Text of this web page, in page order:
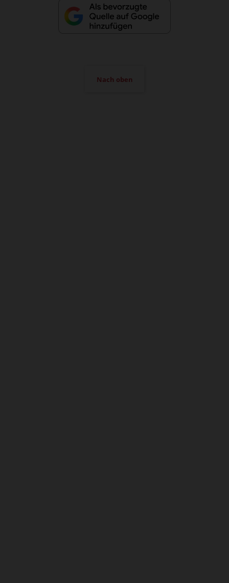
Nach oben